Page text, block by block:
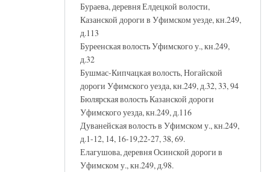
Бураева, деревня Елдецкой волости,
Казанской дороги в Уфимском уезде, кн.249,
д.113
Буреенская волость Уфимского у., кн.249,
д.32
Бушмас-Кипчацкая волость, Ногайской
дороги Уфимского уезда, кн.249, д.32, 33, 94
Бюлярская волость Казанской дороги
Уфимского уезда, кн.249, д.116
Дуванейская волость в Уфимском у., кн.249,
д.1-12, 14, 16-19,22-27, 38, 69.
Елагушова, деревня Осинской дороги в
Уфимском у., кн.249, д.98.